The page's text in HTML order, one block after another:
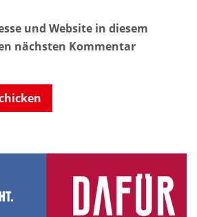
und Website in diesem
nächsten Kommentar